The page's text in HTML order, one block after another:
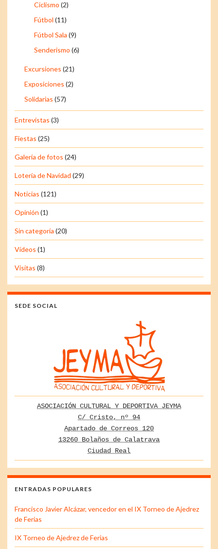
Ciclismo (2)
Fútbol (11)
Fútbol Sala (9)
Senderismo (6)
Excursiones (21)
Exposiciones (2)
Solidarias (57)
Entrevistas (3)
Fiestas (25)
Galería de fotos (24)
Lotería de Navidad (29)
Noticias (121)
Opinión (1)
Sin categoría (20)
Vídeos (1)
Visitas (8)
SEDE SOCIAL
ASOCIACIÓN CULTURAL Y DEPORTIVA JEYMA
C/ Cristo, nº 94
Apartado de Correos 120
13260 Bolaños de Calatrava
Ciudad Real
ENTRADAS POPULARES
Francisco Javier Alcázar, vencedor en el IX Torneo de Ajedrez
de Ferias
IX Torneo de Ajedrez de Ferias